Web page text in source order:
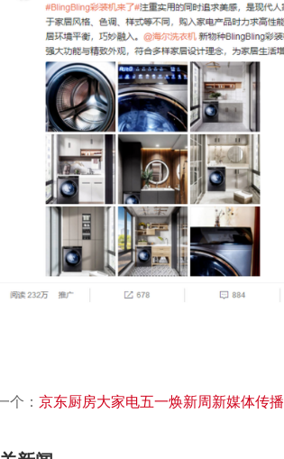
个： 京东厨房大家电五一焕新周新媒体传播